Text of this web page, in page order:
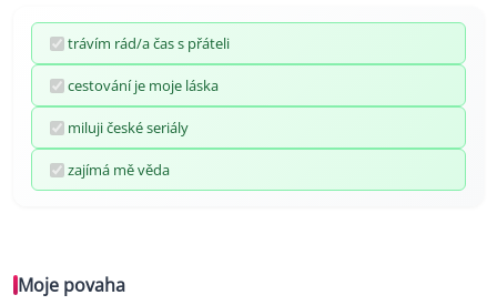
trávím rád/a čas s přáteli
cestování je moje láska
miluji české seriály
zajímá mě věda
Moje povaha